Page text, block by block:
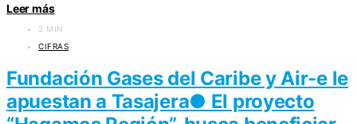
Leer más
2 MIN
CIFRAS
Fundación Gases del Caribe y Air-e le
apuestan a Tasajera● El proyecto